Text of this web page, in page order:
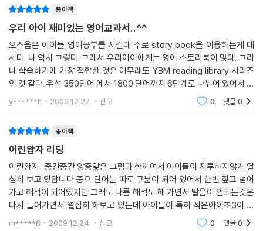
종이책
우리 아이 재미있는 영어교과서..^^
요즈음은 아이들 영어공부를 시킬때 주로 story book을 이용하는게 대
세다. 나 역시 그렇다. 그래서 우리아이에게는 영어 스토리북이 많다. 그러
나 학습하기에 가장 적합한 것은 아무래도 YBM reading library 시리즈
인 것 같다. 우선 350단어 에서 1800 단어까지 6단계로 나뉘어 있어서 아
이의 수준에 적합한 책을 선택할 수 있다. 그리고 세계명작을 주로 채택하
고 있어서 아이
y******h 2009.12.27. 신고 0 댓글0
종이책
어린왕자 리딩
어린왕자 중간중간 앙증맞은 그림과 함께여서 아이들이 지루하지않게 열
심히 보고 있답니다 중요 단어는 따로 구분이 되어 있어서 한번 짚고 넘어
가고 해석이 되어있지만 그래도 나름 해석도 해 가면서 발음이 안되는것은
다시 들어가면서 열심히 해보고 있는데 아이들이 특히 작은아이초3이 넘
재미있게 듣고 있네요 다익히면 또 다른걸 도전 해볼려구요 감사해요
m*****8 2009.12.24. 신고 0 댓글0